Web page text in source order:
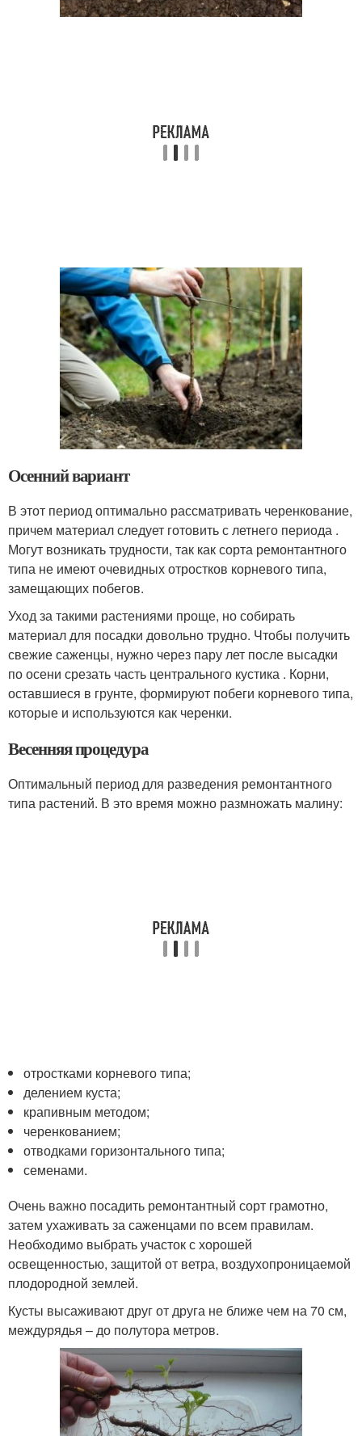
Осенний вариант
В этот период оптимально рассматривать черенкование,
причем материал следует готовить с летнего периода .
Могут возникать трудности, так как сорта ремонтантного
типа не имеют очевидных отростков корневого типа,
замещающих побегов.
Уход за такими растениями проще, но собирать
материал для посадки довольно трудно. Чтобы получить
свежие саженцы, нужно через пару лет после высадки
по осени срезать часть центрального кустика . Корни,
оставшиеся в грунте, формируют побеги корневого типа,
которые и используются как черенки.
Весенняя процедура
Оптимальный период для разведения ремонтантного
типа растений. В это время можно размножать малину:
отростками корневого типа;
делением куста;
крапивным методом;
черенкованием;
отводками горизонтального типа;
семенами.
Очень важно посадить ремонтантный сорт грамотно,
затем ухаживать за саженцами по всем правилам.
Необходимо выбрать участок с хорошей
освещенностью, защитой от ветра, воздухопроницаемой
плодородной землей.
Кусты высаживают друг от друга не ближе чем на 70 см,
междурядья – до полутора метров.